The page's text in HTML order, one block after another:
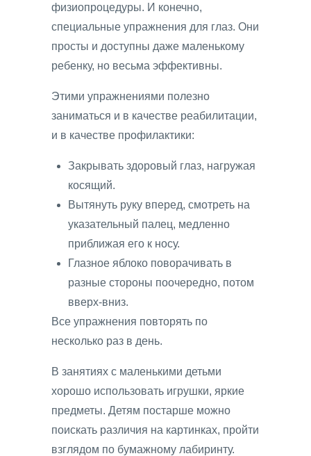
физиопроцедуры. И конечно,
специальные упражнения для глаз. Они
просты и доступны даже маленькому
ребенку, но весьма эффективны.
Этими упражнениями полезно
заниматься и в качестве реабилитации,
и в качестве профилактики:
Закрывать здоровый глаз, нагружая
косящий.
Вытянуть руку вперед, смотреть на
указательный палец, медленно
приближая его к носу.
Глазное яблоко поворачивать в
разные стороны поочередно, потом
вверх-вниз.
Все упражнения повторять по
несколько раз в день.
В занятиях с маленькими детьми
хорошо использовать игрушки, яркие
предметы. Детям постарше можно
поискать различия на картинках, пройти
взглядом по бумажному лабиринту.